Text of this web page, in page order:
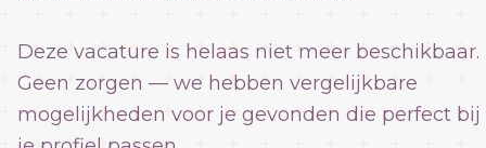
Deze vacature is helaas niet meer beschikbaar.
Geen zorgen — we hebben vergelijkbare
mogelijkheden voor je gevonden die perfect bij